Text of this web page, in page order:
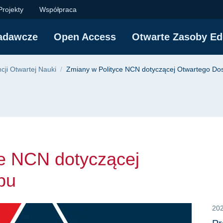
dotyczącej
Współpraca
Open Access Otwarte Zasoby
Otwartej Nauki Zmiany w Polityce NCN dotyczącej Otwartego
NCN dotyczącej